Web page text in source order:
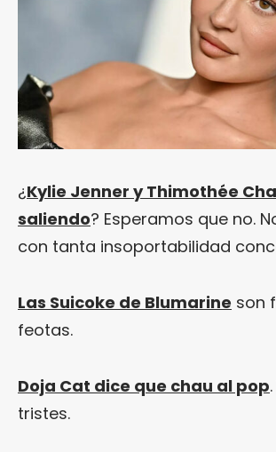
¿Kylie Jenner y Thimothée
saliendo? Esperamos que no.
con tanta insoportabilidad
Las Suicoke de Blumarine son
feotas.
Doja Cat dice que chau al pop
tristes.